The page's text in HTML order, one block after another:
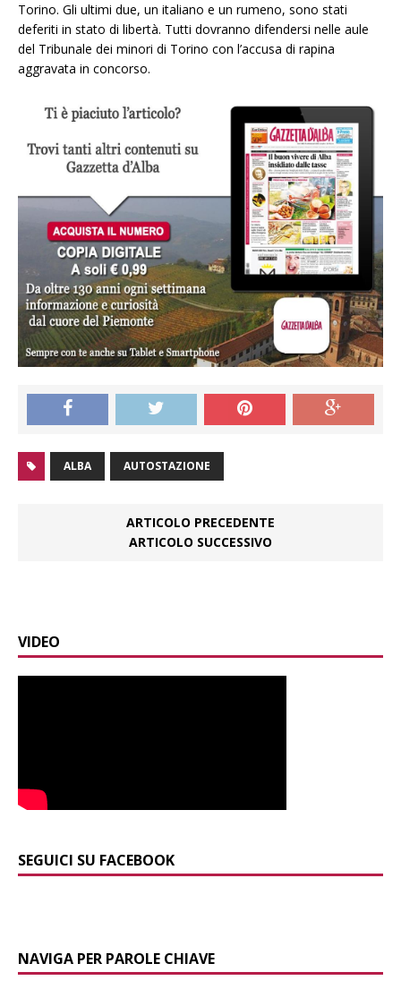
Torino. Gli ultimi due, un italiano e un rumeno, sono stati
deferiti in stato di libertà. Tutti dovranno difendersi nelle aule
del Tribunale dei minori di Torino con l’accusa di rapina
aggravata in concorso.
ALBA AUTOSTAZIONE
ARTICOLO PRECEDENTE
ARTICOLO SUCCESSIVO
VIDEO
SEGUICI SU FACEBOOK
NAVIGA PER PAROLE CHIAVE